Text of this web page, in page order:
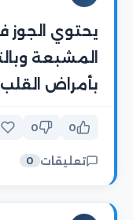
يحتوي الجوز
المشبعة
بأمراض
0
0
تعليقات 0